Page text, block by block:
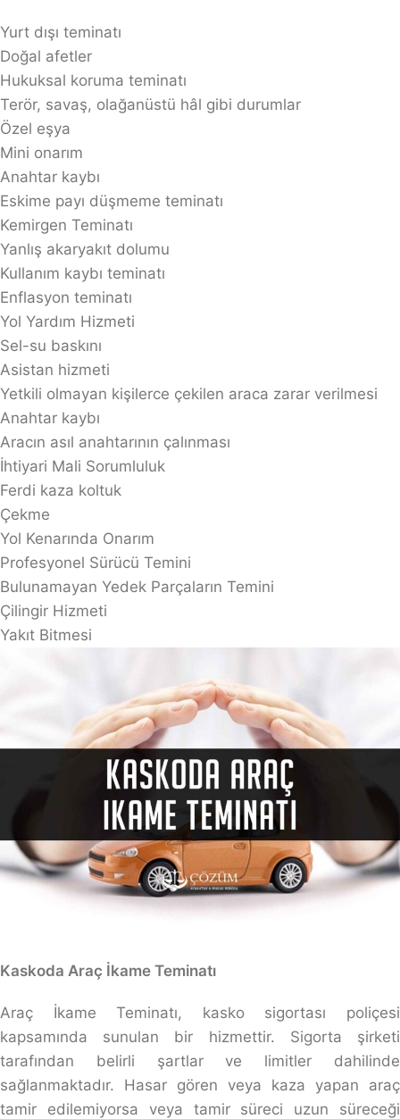
Yurt dışı teminatı
Doğal afetler
Hukuksal koruma teminatı
Terör, savaş, olağanüstü hâl gibi durumlar
Özel eşya
Mini onarım
Anahtar kaybı
Eskime payı düşmeme teminatı
Kemirgen Teminatı
Yanlış akaryakıt dolumu
Kullanım kaybı teminatı
Enflasyon teminatı
Yol Yardım Hizmeti
Sel-su baskını
Asistan hizmeti
Yetkili olmayan kişilerce çekilen araca zarar verilmesi
Anahtar kaybı
Aracın asıl anahtarının çalınması
İhtiyari Mali Sorumluluk
Ferdi kaza koltuk
Çekme
Yol Kenarında Onarım
Profesyonel Sürücü Temini
Bulunamayan Yedek Parçaların Temini
Çilingir Hizmeti
Yakıt Bitmesi
Kaskoda Araç İkame Teminatı
Araç İkame Teminatı, kasko sigortası poliçesi
kapsamında sunulan bir hizmettir. Sigorta şirketi
tarafından belirli şartlar ve limitler dahilinde
sağlanmaktadır. Hasar gören veya kaza yapan araç
tamir edilemiyorsa veya tamir süreci uzun süreceği